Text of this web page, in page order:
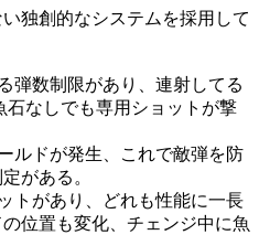
独創的なシステムを採用して
弾数制限があり、連射してる
石なしでも専用ショットが撃
ルドが発生、これで敵弾を防
がある。
トがあり、どれも性能に一長
位置も変化、チェンジ中に魚